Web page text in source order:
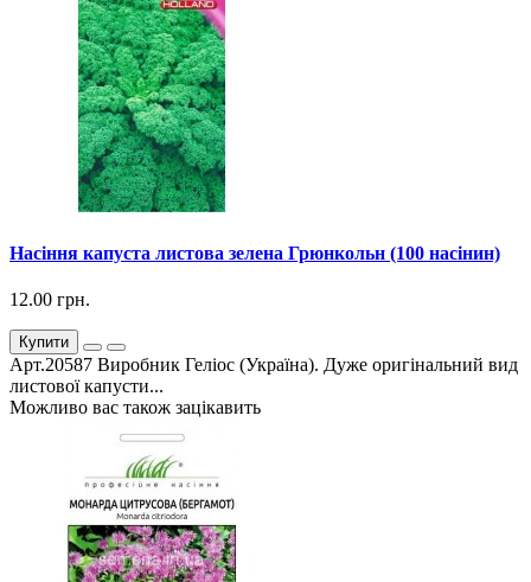
Насіння капуста листова зелена Грюнкольн (100 насінин)
12.00 грн.
Купити
Арт.20587 Виробник Геліос (Україна). Дуже оригінальний вид
листової капусти...
Можливо вас також зацікавить